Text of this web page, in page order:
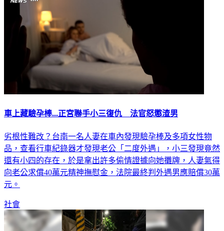
車上藏驗孕棒...正宮聯手小三復仇 法官怒懲渣男
劣根性難改？台南一名人妻在車內發現驗孕棒及多項女性物
品，查看行車紀錄器才發現老公「二度外遇」，小三發現竟然
還有小四的存在，於是拿出許多偷情證據向她攤牌，人妻氣得
向老公求償40萬元精神撫慰金，法院最終判外遇男應賠償30萬
元。
社會